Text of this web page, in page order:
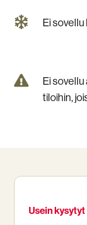
Ei
Ei
sovellu
Ei
tiloihin,
Ei
vaara
Usein